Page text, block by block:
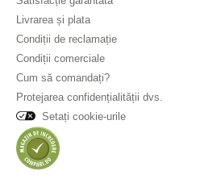
Livrarea și plata
Condiții de reclamație
Condiții comerciale
Cum să comandați?
Protejarea confidențialității dvs.
Setați cookie-urile